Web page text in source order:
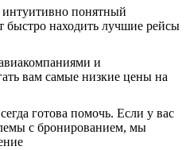
понятный
быстро находить лучшие рейсы
и
вам самые низкие цены на
готова помочь. Если у вас
с бронированием, мы